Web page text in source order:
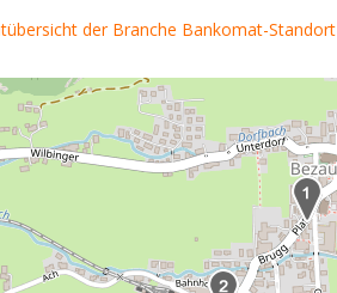
der Branche Bankomat-Standort